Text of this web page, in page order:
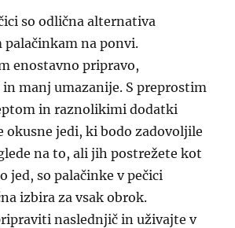
so odlična alternativa
na ponvi.
enostavno pripravo,
manj umazanije. S preprostim
in raznolikimi dodatki
okusne jedi, ki bodo zadovoljile
na to, ali jih postrežete kot
jed, so palačinke v pečici
izbira za vsak obrok.
naslednjič in uživajte v